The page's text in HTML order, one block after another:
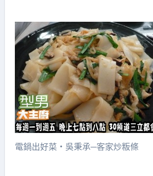
電鍋出好菜‧吳秉承─客家炒粄條